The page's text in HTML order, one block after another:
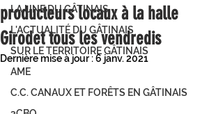
LA UNE DU GÂTINAIS
L'ACTUALITÉ DU GÂTINAIS
SUR LE TERRITOIRE GÂTINAIS
AME
C.C. CANAUX ET FORÊTS EN GÂTINAIS
producteurs locaux à la halle
Girodet tous les vendredis
Dernière mise à jour :6 janv. 2021